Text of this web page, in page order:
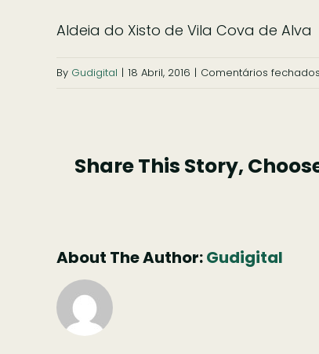
Aldeia do Xisto de Vila Cova de Alva
By Gudigital | 18 Abril, 2016 | Comentários fechados
Share This Story,
About The Author:Gudigital